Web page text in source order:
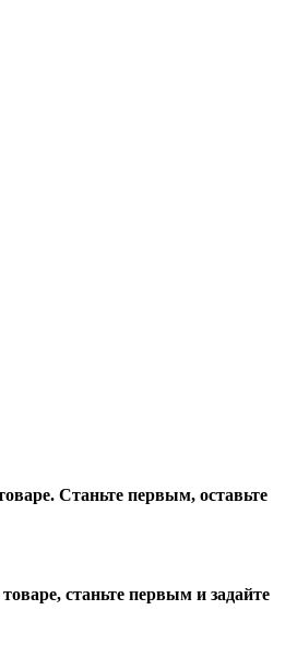
Станьте первым, оставьте
станьте первым и задайте